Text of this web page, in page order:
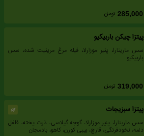
285,000 تومان
پیتزا چیکن باربیکیو
سس مارینارا، پنیر موزارلا، فیله مرغ مرینیت شده، سس
باربیکیو
319,000 تومان
🌿 پیتزا سبزیجات
سس مارینارا، پنیر موزارلا، گوجه گیلاسی، ذرت پخته، فلفل
دلمه، نخودفرنگی، قارچ، بیبی کورن، کاهو، بادمجان